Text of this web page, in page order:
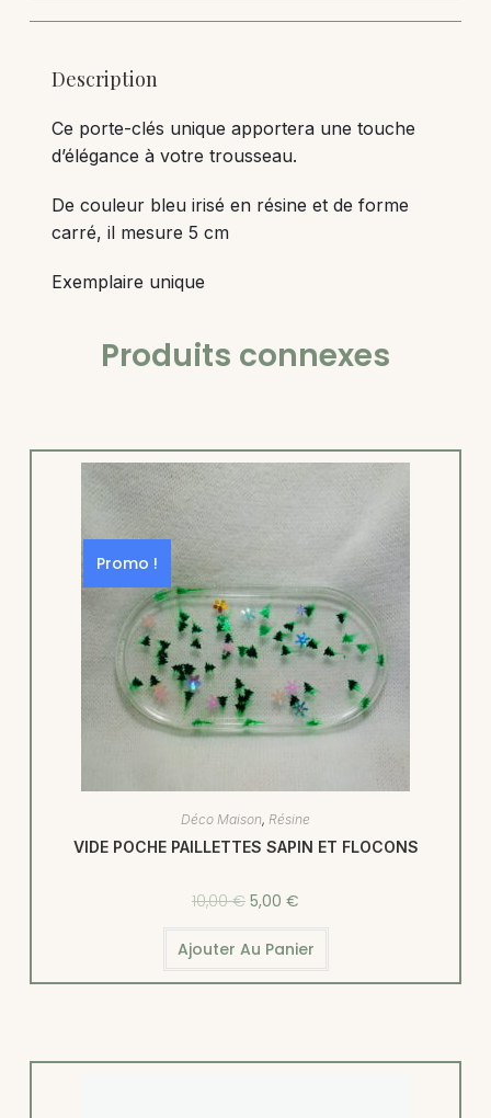
Description
Ce porte-clés unique apportera une touche
d’élégance à votre trousseau.
De couleur bleu irisé en résine et de forme
carré, il mesure 5 cm
Exemplaire unique
Produits connexes
Promo !
Déco Maison, Résine
VIDE POCHE PAILLETTES SAPIN ET FLOCONS
10,00€ 5,00 €
Ajouter Au Panier